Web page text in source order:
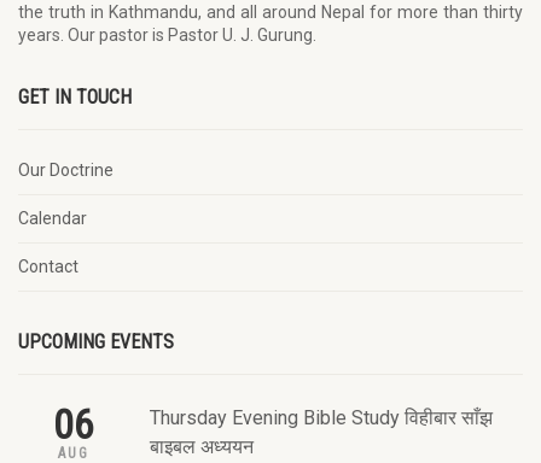
the truth in Kathmandu, and all around Nepal for more than thirty
years. Our pastor is Pastor U. J. Gurung.
GET IN TOUCH
Our Doctrine
Calendar
Contact
UPCOMING EVENTS
06
AUG
Thursday Evening Bible Study विहीबार साँझ
बाइबल अध्ययन